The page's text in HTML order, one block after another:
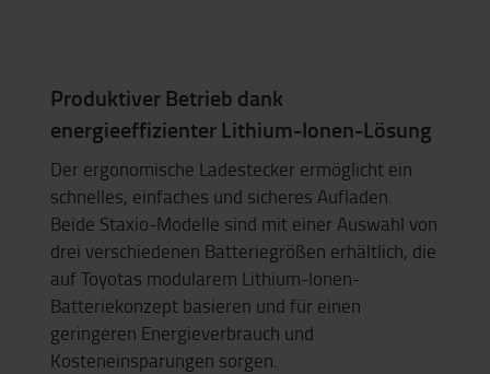
Produktiver Betrieb dank
energieeffizienter Lithium-Ionen-Lösung
Der ergonomische Ladestecker ermöglicht ein
schnelles, einfaches und sicheres Aufladen.
Beide Staxio-Modelle sind mit einer Auswahl von
drei verschiedenen Batteriegrößen erhältlich, die
auf Toyotas modularem Lithium-Ionen-
Batteriekonzept basieren und für einen
geringeren Energieverbrauch und
Kosteneinsparungen sorgen.